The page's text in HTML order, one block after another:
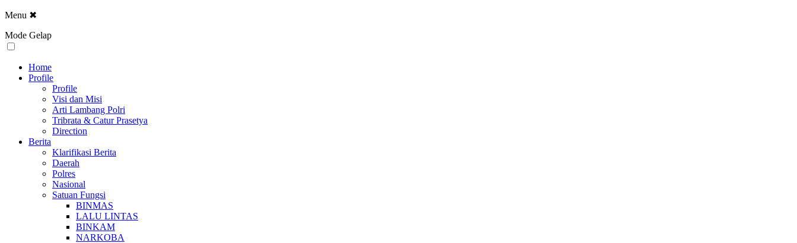
Menu ✖
Mode Gelap
Home
Profile
Profile
Visi dan Misi
Arti Lambang Polri
Tribrata & Catur Prasetya
Direction
Berita
Klarifikasi Berita
Daerah
Polres
Nasional
Satuan Fungsi
BINMAS
LALU LINTAS
BINKAM
NARKOBA